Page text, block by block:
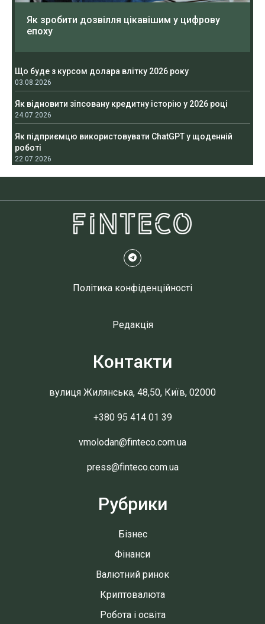
Як зробити дозвілля цікавішим у цифрову
епоху
Що буде з курсом долара влітку 2026 року
03.08.2026
Як відновити зіпсовану кредитну історію у 2026 році
24.07.2026
Як підприємцю використовувати ChatGPT у щоденній
роботі
22.07.2026
Політика конфіденційності
Редакція
Контакти
вулиця Жилянська, 48,50, Київ, 02000
+380 95 414 01 39
vmolodan@finteco.com.ua
press@finteco.com.ua
Рубрики
Бізнес
Фінанси
Валютний ринок
Криптовалюта
Робота і освіта